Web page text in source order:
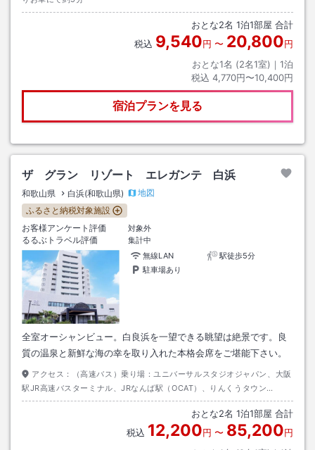
おとな2名 1泊1部屋 合計
税込 9,540円 〜 20,800円
おとな1名 (2名1室)｜ 1泊
税込 4,770円〜10,400円
宿泊プランを見る
ザ グラン リゾート エレガンテ 白浜
和歌山県 白浜(和歌山県)
地図
ふるさと納税対象施設
お客様アンケート評価
対象外
るるぶトラベル評価
集計中
無線LAN
駅徒歩5分
駐車場あり
全室オーシャンビュー。白良浜を一望できる眺望は絶景です。良
質の温泉と新鮮な海の幸を取り入れた本格会席をご堪能下さい。
アクセス：
（高速バス）乗り場：ユニバーサルスタジオジャパン、大阪
駅JR高速バスターミナル、JRなんば駅（OCAT）、りんくうタウン
駅 大阪方面→白浜、新湯崎 3時間30分 新湯崎バス停から徒歩
おとな2名 1泊1部屋 合計
税込 12,200円 〜 85,200円